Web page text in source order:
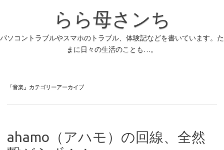
らら母さンち
パソコントラブルやスマホのトラブル、体験記などを書いています。た
まに日々の生活のことも…。
「音楽 」カテゴリーアーカイブ
ahamo（アハモ）の回線、全然